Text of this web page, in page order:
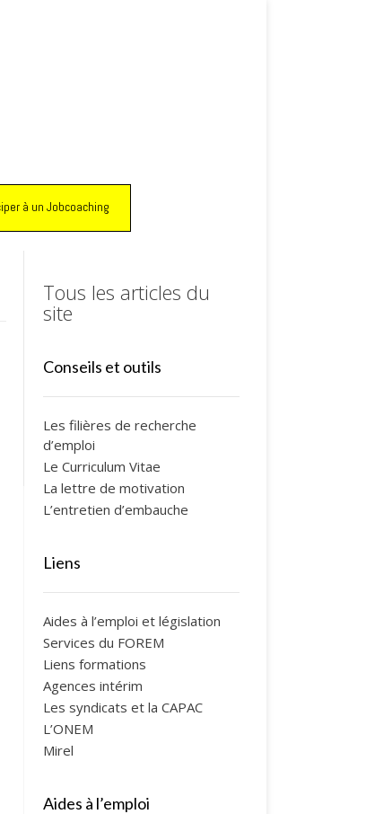
à un Jobcoaching
Tous les articles du
site
Conseils et outils
Les filières de recherche
d’emploi
Le Curriculum Vitae
La lettre de motivation
L’entretien d’embauche
Liens
Aides à l’emploi et législation
Services du FOREM
Liens formations
Agences intérim
Les syndicats et la CAPAC
L’ONEM
Mirel
Aides à l’emploi